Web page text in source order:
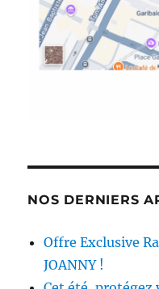
NOS DERNIERS
Offre Exclusive
JOANNY !